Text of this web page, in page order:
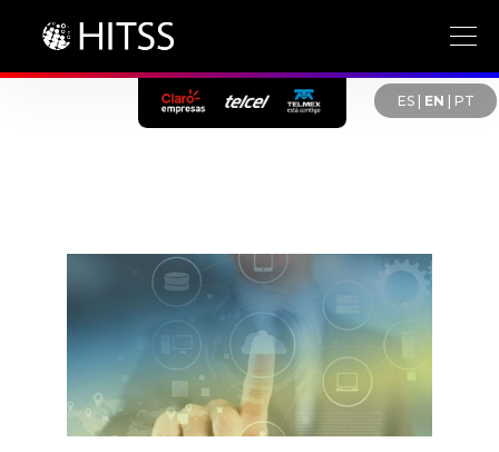
ES| EN PT